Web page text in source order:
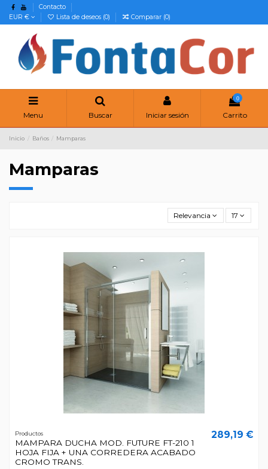
Contacto
EUR €
Lista de deseos (0) Comparar (0)
Menu Buscar Iniciar sesión
0
Carrito
Inicio Baños Mamparas
Mamparas
Relevancia 17
Productos
MAMPARA DUCHA MOD. FUTURE FT-210 1
HOJA FIJA + UNA CORREDERA ACABADO
CROMO TRANS.
289,19 €